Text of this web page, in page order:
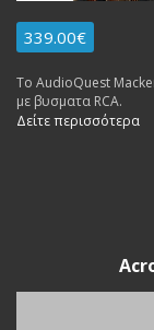
339.00€
To AudioQuest
με βυσματα RCA.
Δείτε περισσότερα